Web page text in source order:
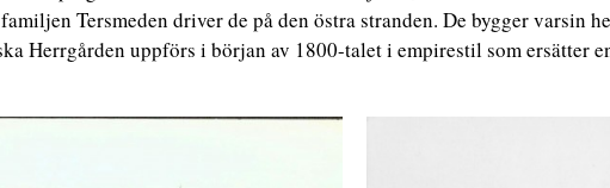
Tersmeden driver de på den östra stranden. De bygger varsin
Herrgården uppförs i början av 1800-talet i empirestil som ersätter